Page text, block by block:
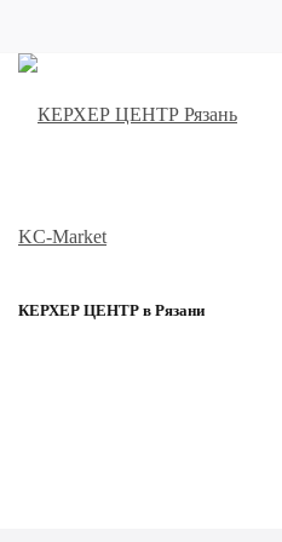
КЕРХЕР ЦЕНТР в Рязани